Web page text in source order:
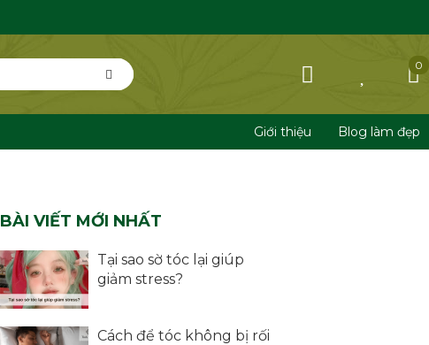
0
Giới thiệu Blog làm đẹp
BÀI VIẾT MỚI NHẤT
Tại sao sờ tóc lại giúp
giảm stress?
Cách để tóc không bị rối